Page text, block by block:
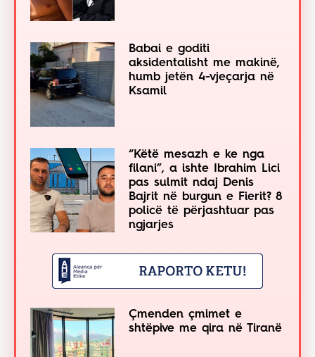
Babai e goditi
aksidentalisht me makinë,
humb jetën 4-vjeçarja në
Ksamil
“Këtë mesazh e ke nga
filani”, a ishte Ibrahim Lici
pas sulmit ndaj Denis
Bajrit në burgun e Fierit? 8
policë të përjashtuar pas
ngjarjes
Çmenden çmimet e
shtëpive me qira në Tiranë